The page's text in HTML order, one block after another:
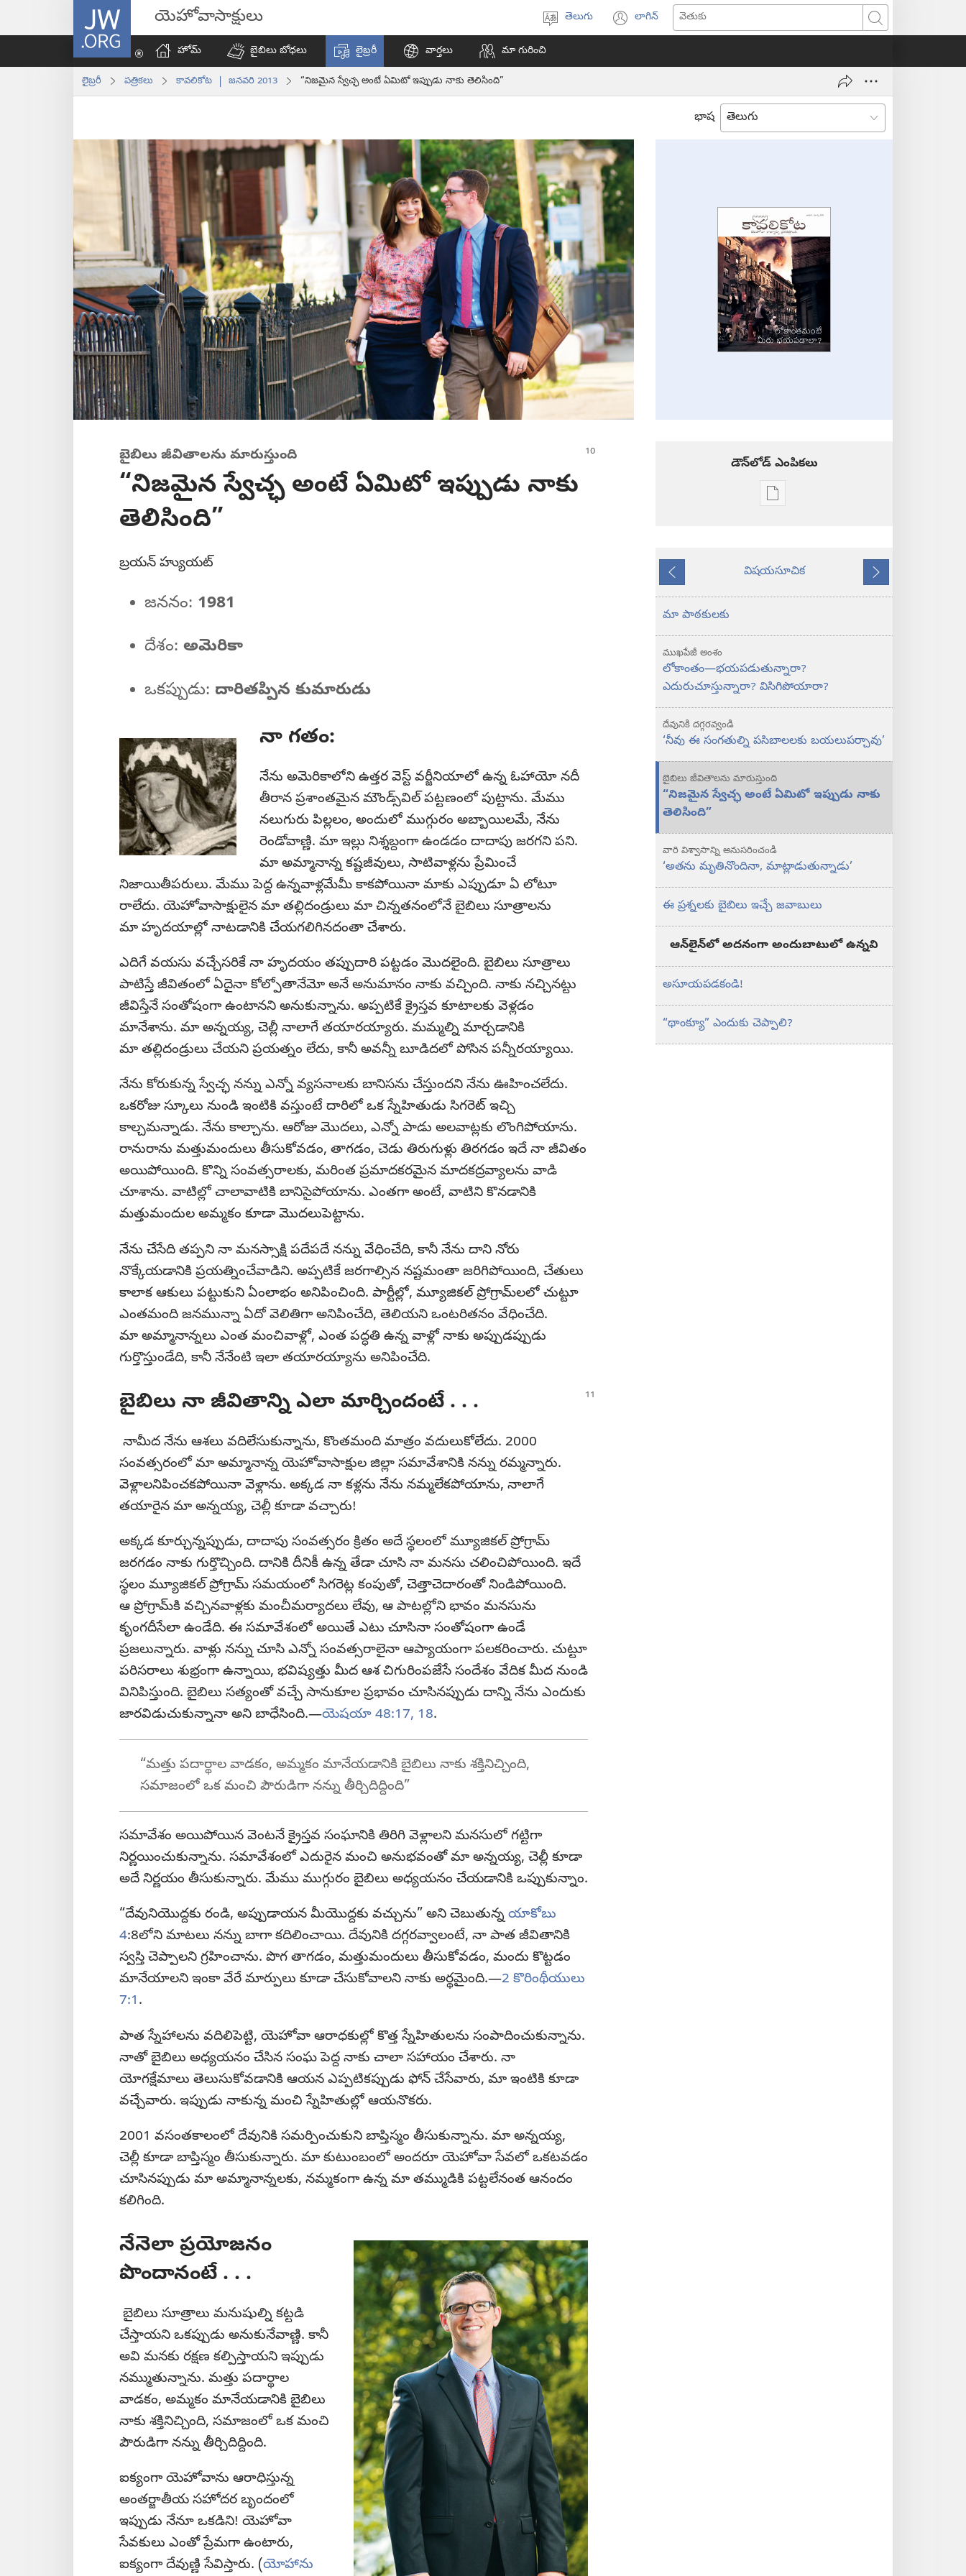
JW.ORG యెహోవాసాక్షులు
ఎంచుకోండి
తెలుగు లాగిన్
విండో
అవుతుంది)
వెతుకు
హోమ్‌
బైబిలు బోధలు లైబ్రరీ వార్తలు మా గురించి
లైబ్రరీ పత్రికలు కావలికోట | జనవరి 2013 “నిజమైన స్వేచ్ఛ అంటే ఏమిటో ఇప్పుడు నాకు తెలిసింది”
భాష
బైబిలు జీవితాలను మారుస్తుంది
“నిజమైన స్వేచ్ఛ అంటే ఏమిటో ఇప్పుడు నాకు
తెలిసింది”
బ్రయన్‌ హ్యుయట్‌
జననం: 1981
దేశం: అమెరికా
ఒకప్పుడు: దారితప్పిన కుమారుడు
నా గతం:
నేను అమెరికాలోని ఉత్తర వెస్ట్‌ వర్జీనియాలో ఉన్న ఓహాయో నదీ
తీరాన ప్రశాంతమైన మౌండ్స్‌విల్‌ పట్టణంలో పుట్టాను. మేము
నలుగురు పిల్లలం, అందులో ముగ్గురం అబ్బాయిలమే, నేను
రెండోవాణ్ణి. మా ఇల్లు నిశ్శబ్దంగా ఉండడం దాదాపు జరగని పని.
మా అమ్మానాన్న కష్టజీవులు, సాటివాళ్లను ప్రేమించే
నిజాయితీపరులు. మేము పెద్ద ఉన్నవాళ్లమేమీ కాకపోయినా మాకు ఎప్పుడూ ఏ లోటూ
రాలేదు. యెహోవాసాక్షులైన మా తల్లిదండ్రులు మా చిన్నతనంలోనే బైబిలు సూత్రాలను
మా హృదయాల్లో నాటడానికి చేయగలిగినదంతా చేశారు.
ఎదిగే వయసు వచ్చేసరికే నా హృదయం తప్పుదారి పట్టడం మొదలైంది. బైబిలు సూత్రాలు
పాటిస్తే జీవితంలో ఏదైనా కోల్పోతానేమో అనే అనుమానం నాకు వచ్చింది. నాకు నచ్చినట్టు
జీవిస్తేనే సంతోషంగా ఉంటానని అనుకున్నాను. అప్పటికే క్రైస్తవ కూటాలకు వెళ్లడం
మానేశాను. మా అన్నయ్య, చెల్లీ నాలాగే తయారయ్యారు. మమ్మల్ని మార్చడానికి
మా తల్లిదండ్రులు చేయని ప్రయత్నం లేదు, కానీ అవన్నీ బూడిదలో పోసిన పన్నీరయ్యాయి.
నేను కోరుకున్న స్వేచ్ఛ నన్ను ఎన్నో వ్యసనాలకు బానిసను చేస్తుందని నేను ఊహించలేదు.
ఒకరోజు స్కూలు నుండి ఇంటికి వస్తుంటే దారిలో ఒక స్నేహితుడు సిగరెట్‌ ఇచ్చి
కాల్చమన్నాడు. నేను కాల్చాను. ఆరోజు మొదలు, ఎన్నో పాడు అలవాట్లకు లొంగిపోయాను.
రానురాను మత్తుమందులు తీసుకోవడం, తాగడం, చెడు తిరుగుళ్లు తిరగడం ఇదే నా జీవితం
అయిపోయింది. కొన్ని సంవత్సరాలకు, మరింత ప్రమాదకరమైన మాదకద్రవ్యాలను వాడి
చూశాను. వాటిల్లో చాలావాటికి బానిసైపోయాను. ఎంతగా అంటే, వాటిని కొనడానికి
మత్తుమందుల అమ్మకం కూడా మొదలుపెట్టాను.
నేను చేసేది తప్పని నా మనస్సాక్షి పదేపదే నన్ను వేధించేది, కానీ నేను దాని నోరు
నొక్కేయడానికి ప్రయత్నించేవాడిని. అప్పటికే జరగాల్సిన నష్టమంతా జరిగిపోయింది, చేతులు
కాలాక ఆకులు పట్టుకుని ఏంలాభం అనిపించింది. పార్టీల్లో, మ్యూజికల్‌ ప్రోగ్రామ్‌లలో చుట్టూ
ఎంతమంది జనమున్నా ఏదో వెలితిగా అనిపించేది, తెలియని ఒంటరితనం వేధించేది.
మా అమ్మానాన్నలు ఎంత మంచివాళ్లో, ఎంత పద్ధతి ఉన్న వాళ్లో నాకు అప్పుడప్పుడు
గుర్తొస్తుండేది, కానీ నేనేంటి ఇలా తయారయ్యాను అనిపించేది.
బైబిలు నా జీవితాన్ని ఎలా మార్చిందంటే . . .
నామీద నేను ఆశలు వదిలేసుకున్నాను, కొంతమంది మాత్రం వదులుకోలేదు. 2000
సంవత్సరంలో మా అమ్మానాన్న యెహోవాసాక్షుల జిల్లా సమావేశానికి నన్ను రమ్మన్నారు.
వెళ్లాలనిపించకపోయినా వెళ్లాను. అక్కడ నా కళ్లను నేను నమ్మలేకపోయాను, నాలాగే
తయారైన మా అన్నయ్య, చెల్లీ కూడా వచ్చారు!
అక్కడ కూర్చున్నప్పుడు, దాదాపు సంవత్సరం క్రితం అదే స్థలంలో మ్యూజికల్‌ ప్రోగ్రామ్‌
జరగడం నాకు గుర్తొచ్చింది. దానికి దీనికీ ఉన్న తేడా చూసి నా మనసు చలించిపోయింది. ఇదే
స్థలం మ్యూజికల్‌ ప్రోగ్రామ్‌ సమయంలో సిగరెట్ల కంపుతో, చెత్తాచెదారంతో నిండిపోయింది.
ఆ ప్రోగ్రామ్‌కి వచ్చినవాళ్లకు మంచీమర్యాదలు లేవు, ఆ పాటల్లోని భావం మనసును
కృంగదీసేలా ఉండేది. ఈ సమావేశంలో అయితే ఎటు చూసినా సంతోషంగా ఉండే
ప్రజలున్నారు. వాళ్లు నన్ను చూసి ఎన్నో సంవత్సరాలైనా ఆప్యాయంగా పలకరించారు. చుట్టూ
పరిసరాలు శుభ్రంగా ఉన్నాయి, భవిష్యత్తు మీద ఆశ చిగురింపజేసే సందేశం వేదిక మీద నుండి
వినిపిస్తుంది. బైబిలు సత్యంతో వచ్చే సానుకూల ప్రభావం చూసినప్పుడు దాన్ని నేను ఎందుకు
జారవిడుచుకున్నానా అని బాధేసింది.—యెషయా 48:17, 18.
“మత్తు పదార్థాల వాడకం, అమ్మకం మానేయడానికి బైబిలు నాకు శక్తినిచ్చింది,
సమాజంలో ఒక మంచి పౌరుడిగా నన్ను తీర్చిదిద్దింది”
సమావేశం అయిపోయిన వెంటనే క్రైస్తవ సంఘానికి తిరిగి వెళ్లాలని మనసులో గట్టిగా
నిర్ణయించుకున్నాను. సమావేశంలో ఎదురైన మంచి అనుభవంతో మా అన్నయ్య, చెల్లీ కూడా
అదే నిర్ణయం తీసుకున్నారు. మేము ముగ్గురం బైబిలు అధ్యయనం చేయడానికి ఒప్పుకున్నాం.
“దేవునియొద్దకు రండి, అప్పుడాయన మీయొద్దకు వచ్చును” అని చెబుతున్న యాకోబు
4:8లోని మాటలు నన్ను బాగా కదిలించాయి. దేవునికి దగ్గరవ్వాలంటే, నా పాత జీవితానికి
స్వస్తి చెప్పాలని గ్రహించాను. పొగ తాగడం, మత్తుమందులు తీసుకోవడం, మందు కొట్టడం
మానేయాలని ఇంకా వేరే మార్పులు కూడా చేసుకోవాలని నాకు అర్థమైంది.—2 కొరింథీయులు
7:1.
పాత స్నేహాలను వదిలిపెట్టి, యెహోవా ఆరాధకుల్లో కొత్త స్నేహితులను సంపాదించుకున్నాను.
నాతో బైబిలు అధ్యయనం చేసిన సంఘ పెద్ద నాకు చాలా సహాయం చేశారు. నా
యోగక్షేమాలు తెలుసుకోవడానికి ఆయన ఎప్పటికప్పుడు ఫోన్‌ చేసేవారు, మా ఇంటికి కూడా
వచ్చేవారు. ఇప్పుడు నాకున్న మంచి స్నేహితుల్లో ఆయనొకరు.
2001 వసంతకాలంలో దేవునికి సమర్పించుకుని బాప్తిస్మం తీసుకున్నాను. మా అన్నయ్య,
చెల్లీ కూడా బాప్తిస్మం తీసుకున్నారు. మా కుటుంబంలో అందరూ యెహోవా సేవలో ఒకటవడం
చూసినప్పుడు మా అమ్మానాన్నలకు, నమ్మకంగా ఉన్న మా తమ్ముడికి పట్టలేనంత ఆనందం
కలిగింది.
నేనెలా ప్రయోజనం
పొందానంటే . . .
బైబిలు సూత్రాలు మనుషుల్ని కట్టడి
చేస్తాయని ఒకప్పుడు అనుకునేవాణ్ణి. కానీ
అవి మనకు రక్షణ కల్పిస్తాయని ఇప్పుడు
నమ్ముతున్నాను. మత్తు పదార్థాల
వాడకం, అమ్మకం మానేయడానికి బైబిలు
నాకు శక్తినిచ్చింది, సమాజంలో ఒక మంచి
పౌరుడిగా నన్ను తీర్చిదిద్దింది.
ఐక్యంగా యెహోవాను ఆరాధిస్తున్న
అంతర్జాతీయ సహోదర బృందంలో
ఇప్పుడు నేనూ ఒకడిని! యెహోవా
సేవకులు ఎంతో ప్రేమగా ఉంటారు,
ఐక్యంగా దేవుణ్ణి సేవిస్తారు. (యోహాను
డౌన్‌లోడ్‌ ఎంపికలు
ప్రచురణల
జనవరి 2013
ముందటి
విషయసూచిక
తరవాతి
మా పాఠకులకు
ముఖపేజీ అంశం
లోకాంతం—భయపడుతున్నారా?
ఎదురుచూస్తున్నారా? విసిగిపోయారా?
దేవునికి దగ్గరవ్వండి
‘నీవు ఈ సంగతుల్ని పసిబాలలకు బయలుపర్చావు’
బైబిలు జీవితాలను మారుస్తుంది
“నిజమైన స్వేచ్ఛ అంటే ఏమిటో ఇప్పుడు నాకు
తెలిసింది”
వారి విశ్వాసాన్ని అనుసరించండి
‘అతను మృతినొందినా, మాట్లాడుతున్నాడు’
ఈ ప్రశ్నలకు బైబిలు ఇచ్చే జవాబులు
ఆన్‌లైన్‌లో అదనంగా అందుబాటులో ఉన్నవి
అసూయపడకండి!
“థాంక్యూ” ఎందుకు చెప్పాలి?